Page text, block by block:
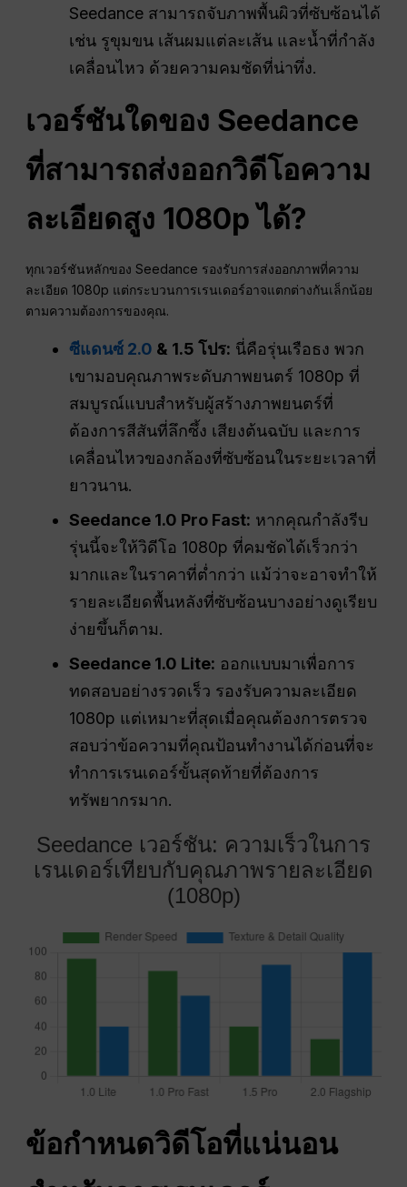
Seedance สามารถจับภาพพื้นผิวที่ซับซ้อนได้
เช่น รูขุมขน เส้นผมแต่ละเส้น และน้ำที่กำลัง
เคลื่อนไหว ด้วยความคมชัดที่น่าทึ่ง.
เวอร์ชันใดของ Seedance
ที่สามารถส่งออกวิดีโอความ
ละเอียดสูง 1080p ได้?
ทุกเวอร์ชันหลักของ Seedance รองรับการส่งออกภาพที่ความ
ละเอียด 1080p แต่กระบวนการเรนเดอร์อาจแตกต่างกันเล็กน้อย
ตามความต้องการของคุณ.
ซีแดนซ์ 2.0 & 1.5 โปร: นี่คือรุ่นเรือธง พวก
เขามอบคุณภาพระดับภาพยนตร์ 1080p ที่
สมบูรณ์แบบสำหรับผู้สร้างภาพยนตร์ที่
ต้องการสีสันที่ลึกซึ้ง เสียงต้นฉบับ และการ
เคลื่อนไหวของกล้องที่ซับซ้อนในระยะเวลาที่
ยาวนาน.
Seedance 1.0 Pro Fast: หากคุณกำลังรีบ
รุ่นนี้จะให้วิดีโอ 1080p ที่คมชัดได้เร็วกว่า
มากและในราคาที่ต่ำกว่า แม้ว่าจะอาจทำให้
รายละเอียดพื้นหลังที่ซับซ้อนบางอย่างดูเรียบ
ง่ายขึ้นก็ตาม.
Seedance 1.0 Lite: ออกแบบมาเพื่อการ
ทดสอบอย่างรวดเร็ว รองรับความละเอียด
1080p แต่เหมาะที่สุดเมื่อคุณต้องการตรวจ
สอบว่าข้อความที่คุณป้อนทำงานได้ก่อนที่จะ
ทำการเรนเดอร์ขั้นสุดท้ายที่ต้องการ
ทรัพยากรมาก.
Seedance เวอร์ชัน: ความเร็วในการ
เรนเดอร์เทียบกับคุณภาพรายละเอียด
(1080p)
ข้อกำหนดวิดีโอที่แน่นอน